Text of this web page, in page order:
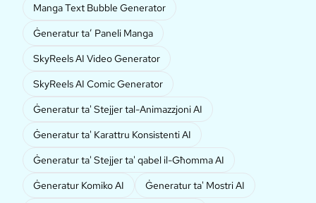
Manga Text Bubble Generator
Ġeneratur ta’ Paneli Manga
SkyReels AI Video Generator
SkyReels AI Comic Generator
Ġeneratur ta' Stejjer tal-Animazzjoni AI
Ġeneratur ta' Karattru Konsistenti AI
Ġeneratur ta' Stejjer ta' qabel il-Għomma AI
Ġeneratur Komiko AI
Ġeneratur ta' Mostri AI